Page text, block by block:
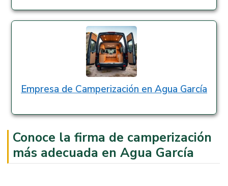
Empresa de Camperización en Agua García
Conoce la firma de camperización
más adecuada en Agua García